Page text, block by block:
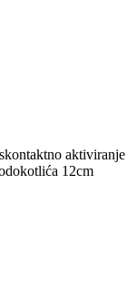
aktiviranje
12cm